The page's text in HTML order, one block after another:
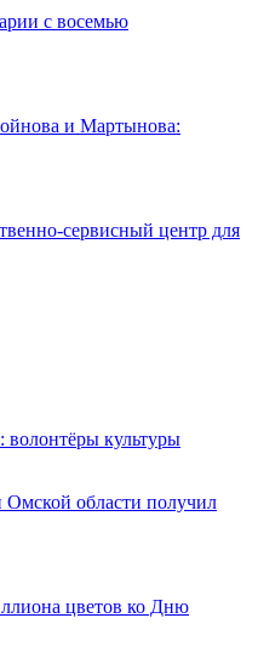
с восемью
и Мартынова:
сервисный центр для
волонтёры культуры
области получил
цветов ко Дню